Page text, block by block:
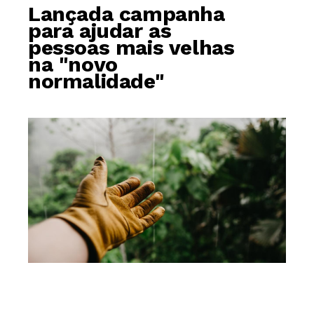
Lançada campanha
para ajudar as
pessoas mais velhas
na "novo
normalidade"